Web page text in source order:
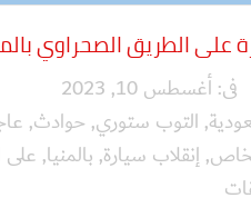
الطريق الصحراوي بالمنيا
فى:أغسطس 10, 2023
, التوب ستوري, حوادث,
, إنقلاب سيارة, بالمنيا, على